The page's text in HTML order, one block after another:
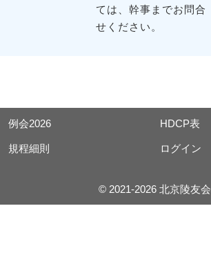
ては、幹事までお問合
せください。
例会2026 HDCP表
規程細則 ログイン
© 2021-2026 北京陵友会